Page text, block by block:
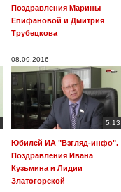
Поздравления Марины
Епифановой и Дмитрия
Трубецкова
08.09.2016
5:13
Юбилей ИА "Взгляд-инфо".
Поздравления Ивана
Кузьмина и Лидии
Златогорской